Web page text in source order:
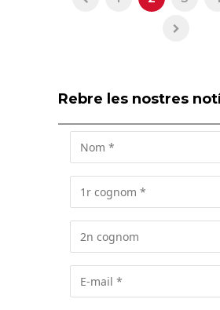
Rebre les nostres